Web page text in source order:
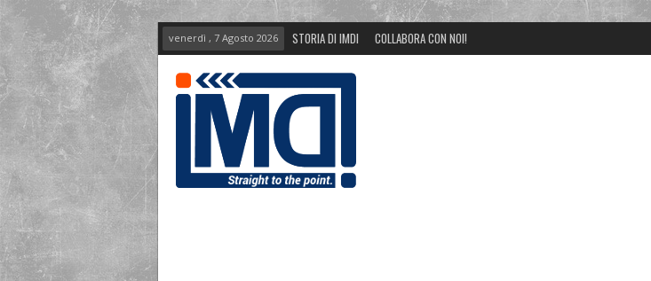
venerdì , 7 Agosto 2026 STORIA DI IMDI COLLABORA CON NOI!